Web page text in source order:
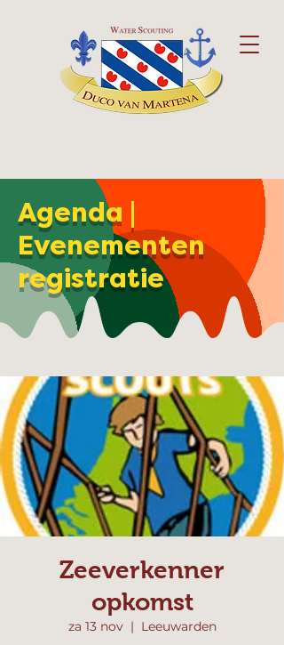
Agenda |
Evenementen
registratie
Zeeverkenner
opkomst
za 13 nov
  |
Leeuwarden